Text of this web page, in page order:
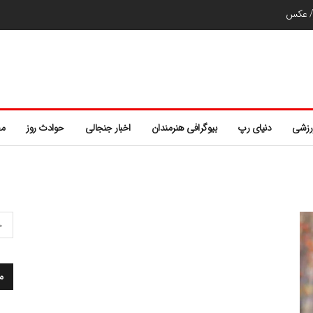
عکس
دنیای رپ بیوگرافی هنرمندان اخبار جنجالی حوادث روز